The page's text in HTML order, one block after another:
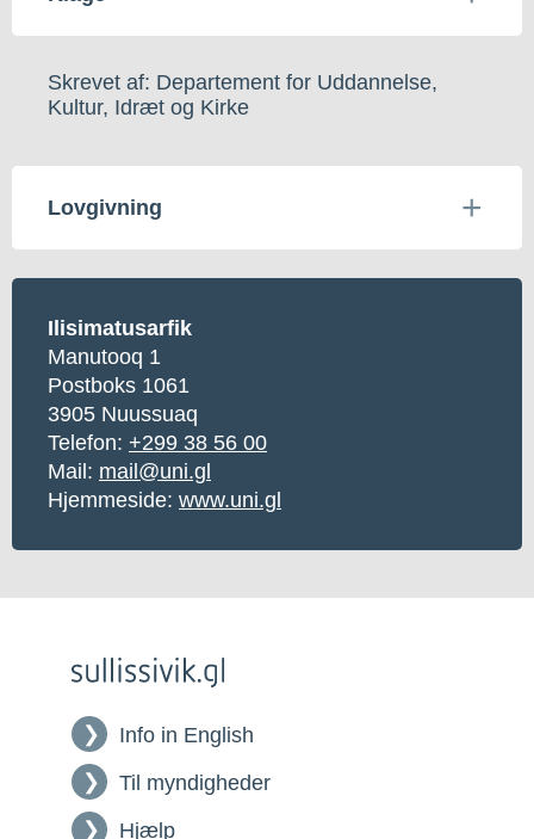
Skrevet af: Departement for Uddannelse,
Kultur, Idræt og Kirke
Lovgivning
Ilisimatusarfik
Manutooq 1
Postboks 1061
3905 Nuussuaq
Telefon: +299 38 56 00
Mail: mail@uni.gl
Hjemmeside: www.uni.gl
Info in English
Til myndigheder
Hjælp